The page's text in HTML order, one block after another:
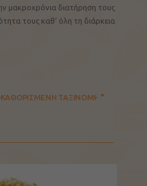
μακροχρόνια διατήρηση τους
τους καθ’ όλη τη διάρκεια